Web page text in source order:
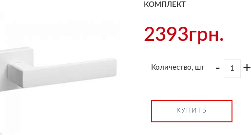
КОМПЛЕКТ
2393грн.
Количество, шт - +
КУПИТЬ